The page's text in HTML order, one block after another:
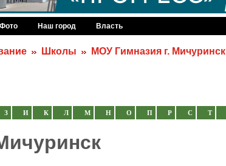
Фото Наш город Власть
Школы МОУ Гимназия г. Мичуринск
З И К Л М Н О П Р С Т